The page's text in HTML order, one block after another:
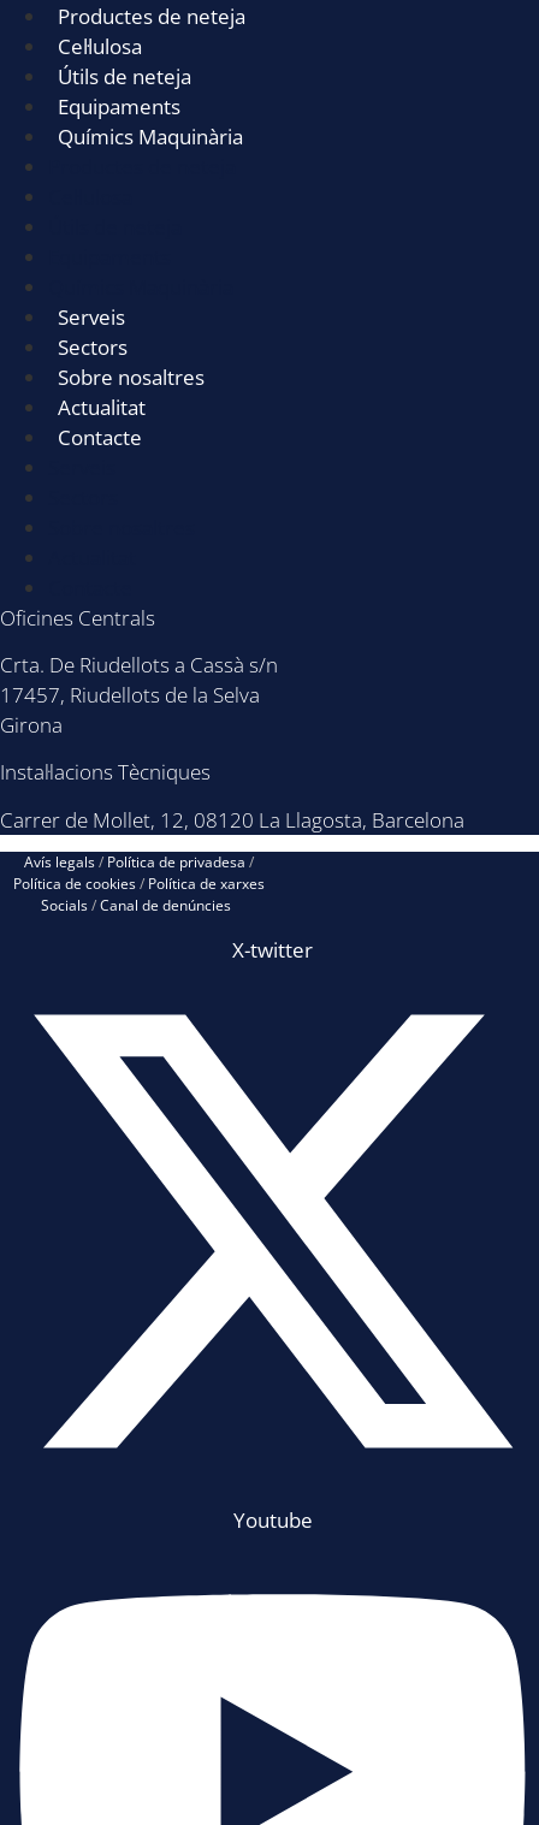
Productes de neteja
Cel·lulosa
Útils de neteja
Equipaments
Químics Maquinària
Serveis
Sectors
Sobre nosaltres
Actualitat
Contacte
Oficines Centrals
Crta. De Riudellots a Cassà s/n
17457, Riudellots de la Selva
Girona
Instal·lacions Tècniques
Carrer de Mollet, 12, 08120 La Llagosta, Barcelona
Avís legals/ Política de privadesa /
Política de cookies/ Política de xarxes
Socials/Canal de denúncies
X-twitter
Youtube